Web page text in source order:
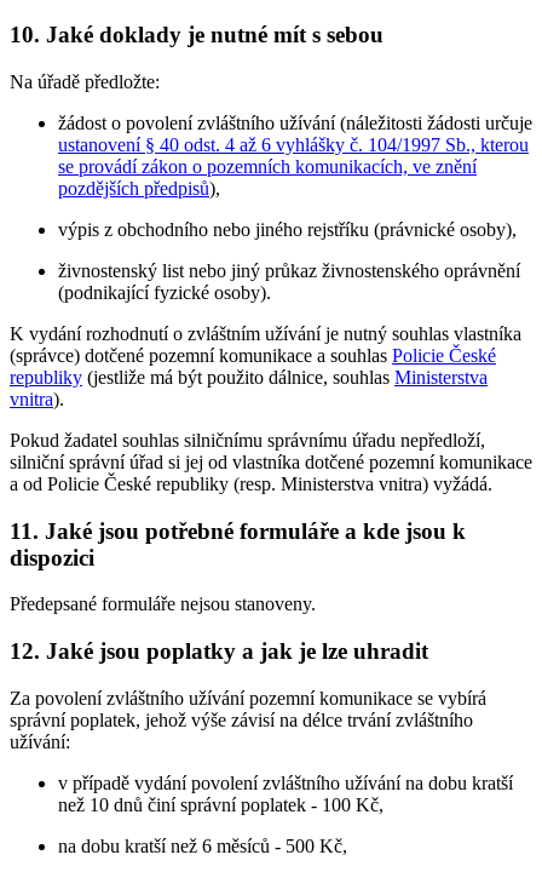
10. Jaké doklady je nutné mít s sebou
Na úřadě předložte:
žádost o povolení zvláštního užívání (náležitosti žádosti určuje
ustanovení § 40 odst. 4 až 6 vyhlášky č. 104/1997 Sb., kterou
se provádí zákon o pozemních komunikacích, ve znění
pozdějších předpisů),
výpis z obchodního nebo jiného rejstříku (právnické osoby),
živnostenský list nebo jiný průkaz živnostenského oprávnění
(podnikající fyzické osoby).
K vydání rozhodnutí o zvláštním užívání je nutný souhlas vlastníka
(správce) dotčené pozemní komunikace a souhlas Policie České
republiky (jestliže má být použito dálnice, souhlas Ministerstva
vnitra).
Pokud žadatel souhlas silničnímu správnímu úřadu nepředloží,
silniční správní úřad si jej od vlastníka dotčené pozemní komunikace
a od Policie České republiky (resp. Ministerstva vnitra) vyžádá.
11. Jaké jsou potřebné formuláře a kde jsou k
dispozici
Předepsané formuláře nejsou stanoveny.
12. Jaké jsou poplatky a jak je lze uhradit
Za povolení zvláštního užívání pozemní komunikace se vybírá
správní poplatek, jehož výše závisí na délce trvání zvláštního
užívání:
v případě vydání povolení zvláštního užívání na dobu kratší
než 10 dnů činí správní poplatek - 100 Kč,
na dobu kratší než 6 měsíců - 500 Kč,